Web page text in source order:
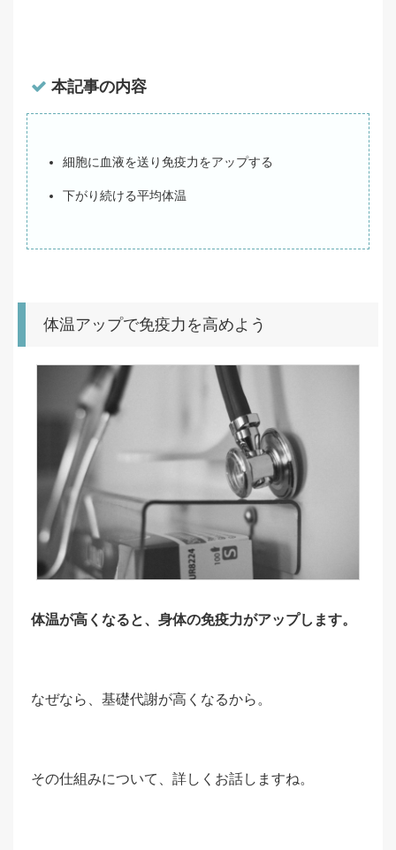
本記事の内容
細胞に血液を送り免疫力をアップする
下がり続ける平均体温
体温アップで免疫力を高めよう
体温が高くなると、身体の免疫力がアップします。
なぜなら、基礎代謝が高くなるから。
その仕組みについて、詳しくお話しますね。